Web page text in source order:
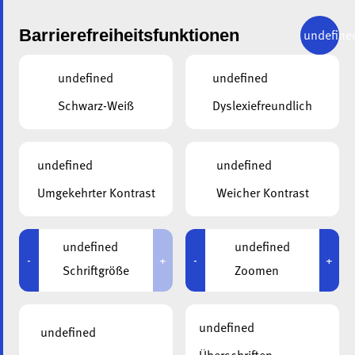
JETZT BEWERBEN
ERPELDINGEN AN DER SAUER (M/W/D)
Ref: ASO-LS-072026
Barrierefreiheitsfunktionen
undefined
Schwarz-Weiß
undefined
Dyslexiefreundlich
undefined
Umgekehrter Kontrast
undefined
Weicher Kontrast
-
undefined
Schriftgröße
+ -
undefined
Zoomen
+
undefined
undefined